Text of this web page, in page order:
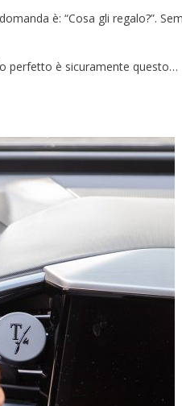
è: “Cosa gli regalo?”.
perfetto è sicuramente questo…